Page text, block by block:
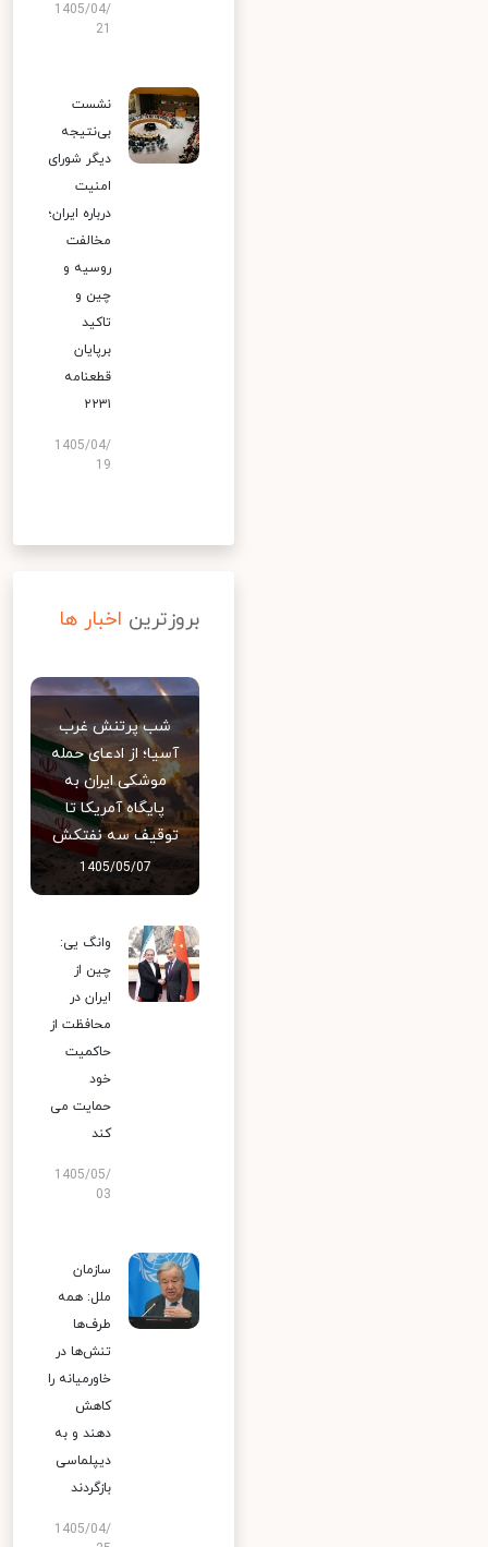
1405/04/
نشست
بی‌نتیجه
دیگر شورای
امنیت
درباره ایران؛
مخالفت
روسیه و
چین و
تاکید
برپایان
قطعنامه
۲۲۳۱
1405/04/
19
بروزترین اخبار ها
شب پرتنش غرب
آسیا؛ از ادعای حمله
موشکی ایران به
پایگاه آمریکا تا
توقیف سه نفتکش
1405/05/07
وانگ یی:
چین از
ایران در
محافظت از
حاکمیت
خود
حمایت می
کند
1405/05/
03
سازمان
ملل: همه
طرف‌ها
تنش‌ها در
خاورمیانه را
کاهش
دهند و به
دیپلماسی
بازگردند
1405/04/